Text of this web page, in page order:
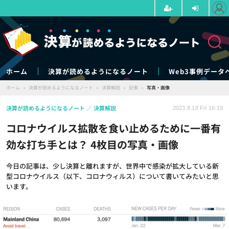
ホーム 決算が読めるようになるノート Web3事例データ
ホーム › 決算が読めるようになるノート › 決算解説 › 記事 › 写真・画像
コロナウイルス拡散を食い止めるために一番有
効な打ち手とは？ 4枚目の写真・画像
今日の記事は、少し決算と離れますが、世界中で感染が拡大している新
型コロナウイルス（以下、コロナウィルス）について書いてみたいと思
います。
決算が読めるようになるノート 決算解説 2023.8.18 Fri 16:19